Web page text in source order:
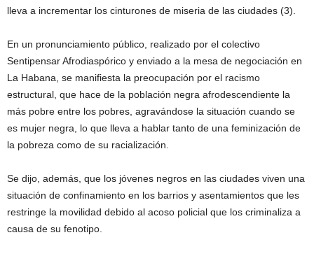
lleva a incrementar los cinturones de miseria de las ciudades (3).
En un pronunciamiento público, realizado por el colectivo
Sentipensar Afrodiaspórico y enviado a la mesa de negociación en
La Habana, se manifiesta la preocupación por el racismo
estructural, que hace de la población negra afrodescendiente la
más pobre entre los pobres, agravándose la situación cuando se
es mujer negra, lo que lleva a hablar tanto de una feminización de
la pobreza como de su racialización.
Se dijo, además, que los jóvenes negros en las ciudades viven una
situación de confinamiento en los barrios y asentamientos que les
restringe la movilidad debido al acoso policial que los criminaliza a
causa de su fenotipo.